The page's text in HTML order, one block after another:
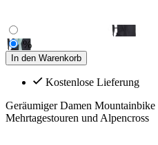
%
In den Warenkorb
Kostenlose Lieferung
Geräumiger Damen
Mehrtagestouren und Alpencross